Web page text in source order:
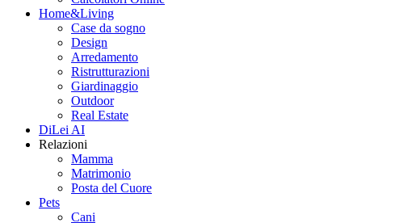
Home&Living
Case da sogno
Design
Arredamento
Ristrutturazioni
Giardinaggio
Outdoor
Real Estate
DiLei AI
Relazioni
Mamma
Matrimonio
Posta del Cuore
Pets
Cani